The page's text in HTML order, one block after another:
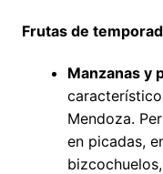
Frutas de
Manzanas y
Mendoza.
en picadas,